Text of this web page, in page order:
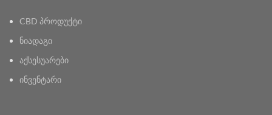
CBD პროდუქტი
ნიადაგი
აქსესუარები
ინვენტარი